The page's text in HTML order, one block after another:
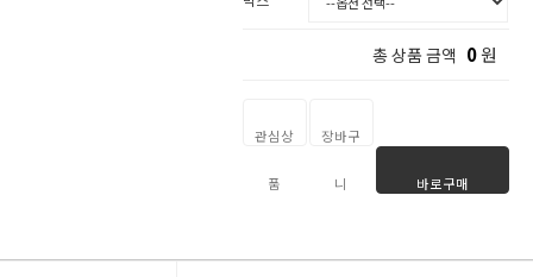
총 상품 금액 0원
관심상
품
장바구
니 바로구매